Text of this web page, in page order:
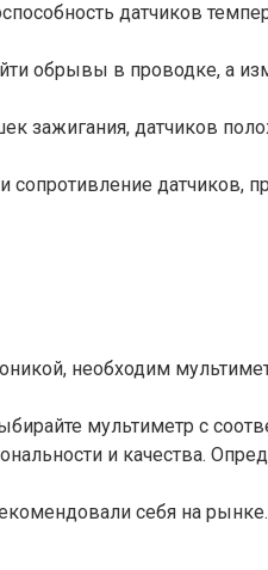
датчиков
обрывы в проводке, а
зажигания, датчиков
датчиков,
необходим
мультиметр с
и качества.
себя на рынке.